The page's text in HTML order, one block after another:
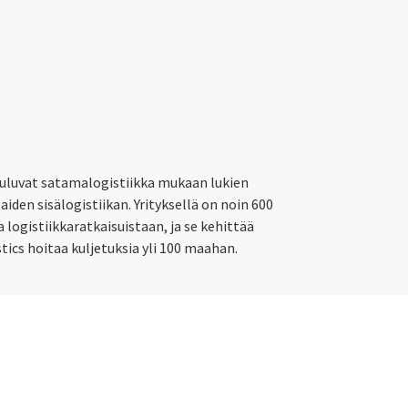
satamalogistiikka mukaan lukien
sisälogistiikan. Yrityksellä on noin 600
logistiikkaratkaisuistaan, ja se kehittää
hoitaa kuljetuksia yli 100 maahan.